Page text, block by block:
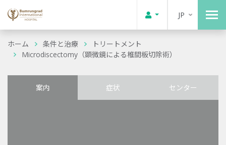
JP
ホーム 条件と治療
トリートメント
Microdiscectomy（顕微鏡による椎間板切除術）
案内 症状 センター